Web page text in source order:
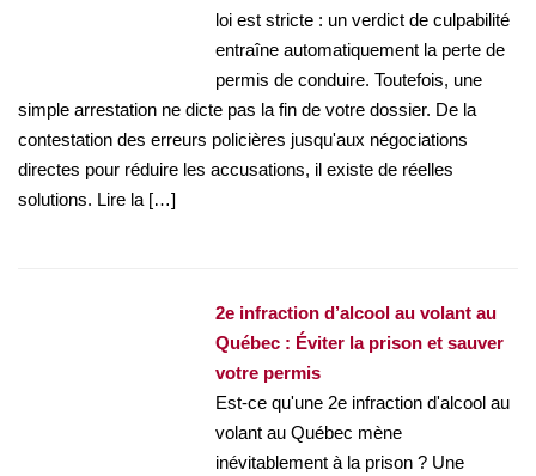
loi est stricte : un verdict de culpabilité
entraîne automatiquement la perte de
permis de conduire. Toutefois, une
simple arrestation ne dicte pas la fin de votre dossier. De la
contestation des erreurs policières jusqu'aux négociations
directes pour réduire les accusations, il existe de réelles
solutions. Lire la […]
2e infraction d’alcool au volant au
Québec : Éviter la prison et sauver
votre permis
Est-ce qu'une 2e infraction d'alcool au
volant au Québec mène
inévitablement à la prison ? Une